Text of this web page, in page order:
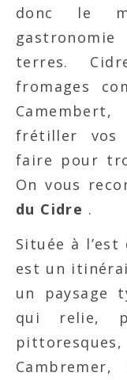
donc le
terres.
fromages
frétiller vos
faire pour
On vous
du Cidre .
Située à
est un
un paysage
qui relie,
Cambremer,